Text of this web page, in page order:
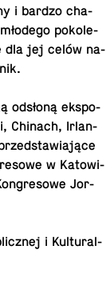
i bardzo cha­
po­ko­le­
dla jej celów na­
odsłoną eks­po­
Chinach, Ir­lan­
w Ka­to­wi­
Jor­
i Kul­tu­ral­